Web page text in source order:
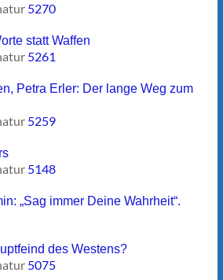
5270
statt Waffen
5261
Petra Erler: Der lange Weg zum
5259
5148
„Sag immer Deine Wahrheit“.
des Westens?
5075